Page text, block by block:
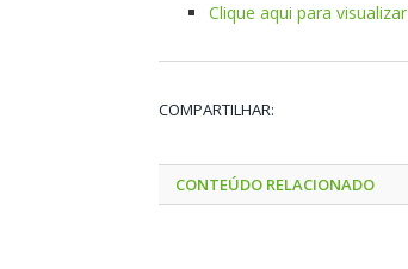
Clique aqui para visualizar
COMPARTILHAR:
CONTEÚDO RELACIONADO